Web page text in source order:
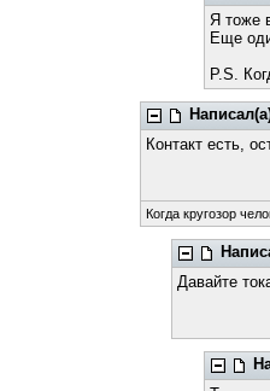
Я тоже
Еще
P.S.
Контакт есть,
Когда кругозор
Давайте